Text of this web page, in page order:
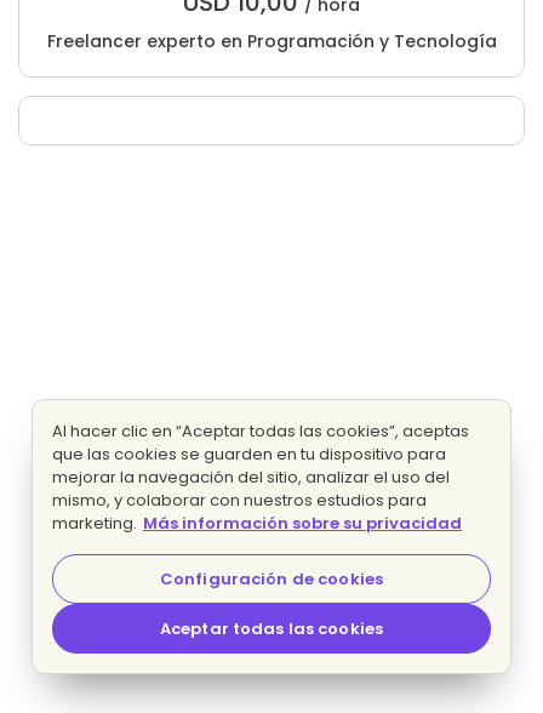
/ hora
Freelancer experto en Programación y Tecnología
Al hacer clic en “Aceptar todas las cookies”, aceptas
que las cookies se guarden en tu dispositivo para
mejorar la navegación del sitio, analizar el uso del
mismo, y colaborar con nuestros estudios para
marketing. Más información sobre su privacidad
Configuración de cookies
Aceptar todas las cookies